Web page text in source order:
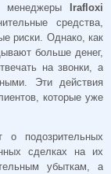
менеджеры Irafloxi
средства,
риски. Однако, как
больше денег,
на звонки, а
Эти действия
которые уже
о подозрительных
сделках на их
убыткам, а